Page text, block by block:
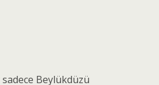
Beylükdüzü